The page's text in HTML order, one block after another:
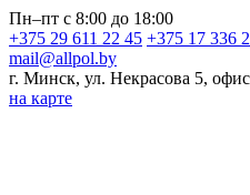
Пн–пт с 8:00 до 18:00
+375 29 611 22 45 +375 17 336
mail@allpol.by
г. Минск, ул. Некрасова 5,
на карте